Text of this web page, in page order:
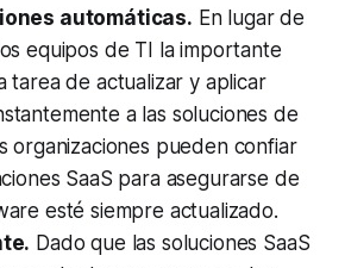
automáticas. En lugar de
equipos de TI la importante
tarea de actualizar y aplicar
a las soluciones de
organizaciones pueden confiar
SaaS para asegurarse de
esté siempre actualizado.
Dado que las soluciones SaaS